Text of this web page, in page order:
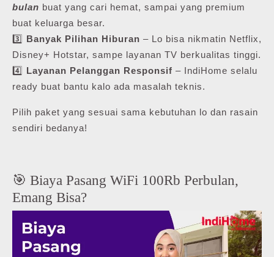
bulan buat yang cari hemat, sampai yang premium
buat keluarga besar.
3️⃣ Banyak Pilihan Hiburan – Lo bisa nikmatin Netflix,
Disney+ Hotstar, sampe layanan TV berkualitas tinggi.
4️⃣ Layanan Pelanggan Responsif – IndiHome selalu
ready buat bantu kalo ada masalah teknis.
Pilih paket yang sesuai sama kebutuhan lo dan rasain
sendiri bedanya!
🎯 Biaya Pasang WiFi 100Rb Perbulan,
Emang Bisa?